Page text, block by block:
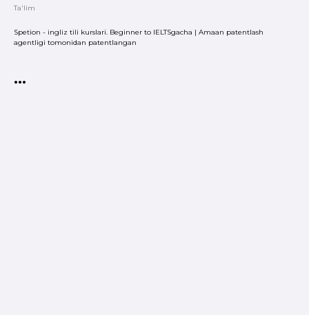
Ta'lim
Spetion - ingliz tili kurslari. Beginner to IELTSgacha | Amaan patentlash
agentligi tomonidan patentlangan
•••